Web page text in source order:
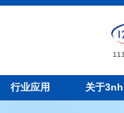
行业应用 关于3nh